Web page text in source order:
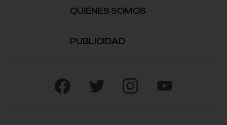
QUIÉNES SOMOS
PUBLICIDAD